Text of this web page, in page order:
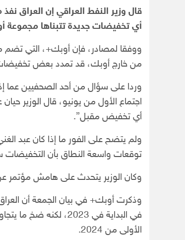
قال وزير النفط العراقي إن العراق
أي تخفيضات جديدة تتبناها مجموعة
ووفقا لمصادر، فإن أوبك+، التي تضم
من خارج أوبك، قد تمدد بعض تخفيضات
وردا على سؤال من أحد الصحفيين عما
اجتماع الأول من يونيو، قال الوزير
أي تخفيض مقبل”.
ولم يتضح على الفور ما إذا كان عبد
توقعات واسعة النطاق بأن
وكان الوزير يتحدث على هامش مؤتمر
وذكرت أوبك+ في بيان الجمعة أن العراق
الأولى من 2024.